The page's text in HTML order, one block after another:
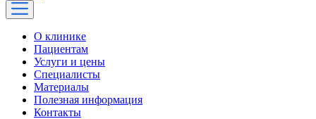
О клинике
Пациентам
Услуги и цены
Специалисты
Материалы
Полезная информация
Контакты